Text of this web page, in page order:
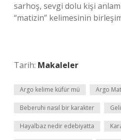
sarhoş, sevgi dolu kişi
“matizin” kelimesinin
Tarih: Makaleler
Argo kelime küfür mü Argo
Beberuhi nasıl bir karakter
Hayalbaz nedir edebiyatta